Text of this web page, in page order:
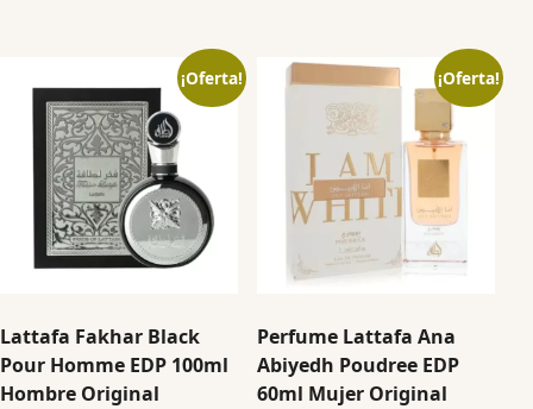
¡Oferta!
Lattafa Fakhar Black
Pour Homme EDP 100ml
Hombre Original
¡Oferta!
Perfume Lattafa Ana
Abiyedh Poudree EDP
60ml Mujer Original